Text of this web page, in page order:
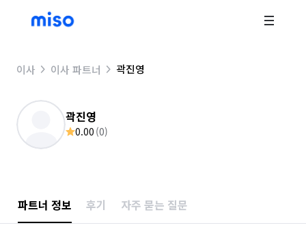
이사 이사 파트너 곽진영
곽진영
0.00 (0)
파트너 정보 후기 자주 묻는 질문